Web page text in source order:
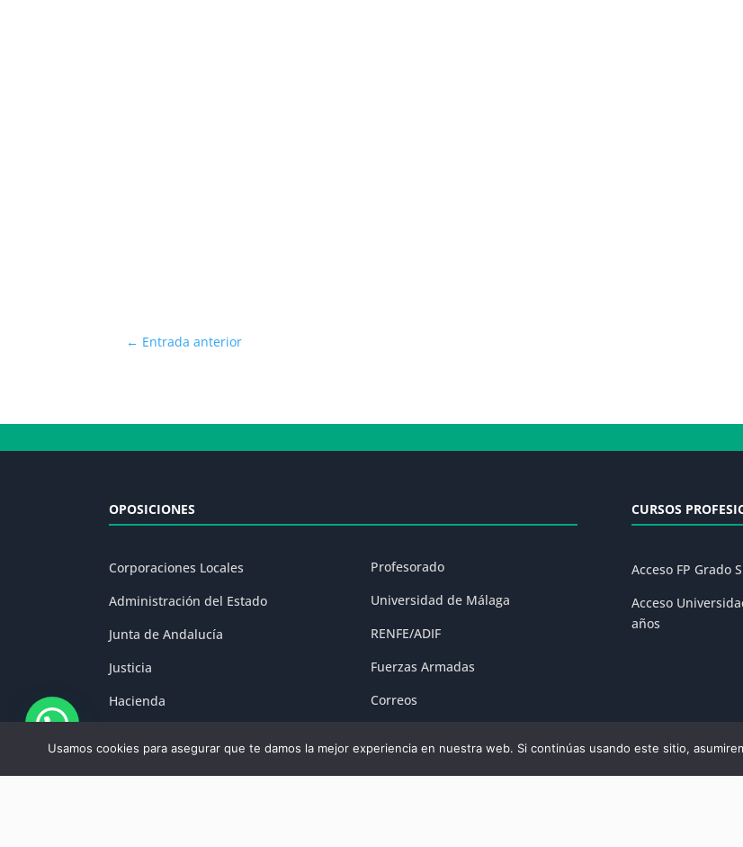
← Entrada anterior
OPOSICIONES
Corporaciones Locales
Administración del Estado
Junta de Andalucía
Justicia
Hacienda
Profesorado
Universidad de Málaga
RENFE/ADIF
Fuerzas Armadas
Correos
CURSOS
Acceso FP Grado
Acceso
años
Usamos cookies para asegurar que te damos la mejor experiencia en nuestra web. Si continúas usando este sitio,